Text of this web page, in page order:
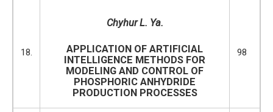
18.
Chyhur L. Ya.
APPLICATION OF ARTIFICIAL
INTELLIGENCE METHODS FOR
MODELING AND CONTROL OF
PHOSPHORIC ANHYDRIDE
PRODUCTION PROCESSES
98